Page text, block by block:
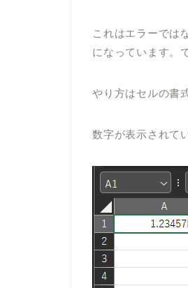
これはエラーでは
になっています。
やり方はセルの書
数字が表示されて